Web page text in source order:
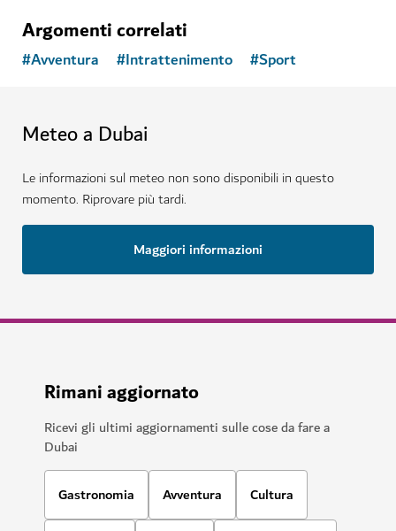
Argomenti correlati
#Avventura #Intrattenimento #Sport
Meteo a Dubai
Le informazioni sul meteo non sono disponibili in questo
momento. Riprovare più tardi.
Maggiori informazioni
Rimani aggiornato
Ricevi gli ultimi aggiornamenti sulle cose da fare a
Dubai
Gastronomia Avventura Cultura